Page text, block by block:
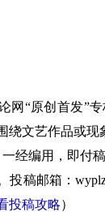
“原创首发”专
绕文艺作品或现
经编用，即付
投稿邮箱：
投稿攻略）